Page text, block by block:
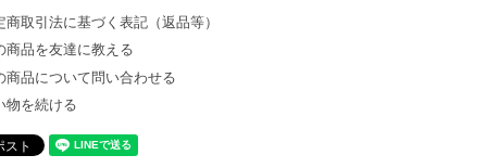
商取引法に基づく表記（返品等）
商品を友達に教える
商品について問い合わせる
物を続ける